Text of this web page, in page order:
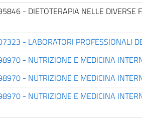
- DIETOTERAPIA NELLE DIVERSE
- LABORATORI PROFESSIONALI
- NUTRIZIONE E MEDICINA
- NUTRIZIONE E MEDICINA
- NUTRIZIONE E MEDICINA